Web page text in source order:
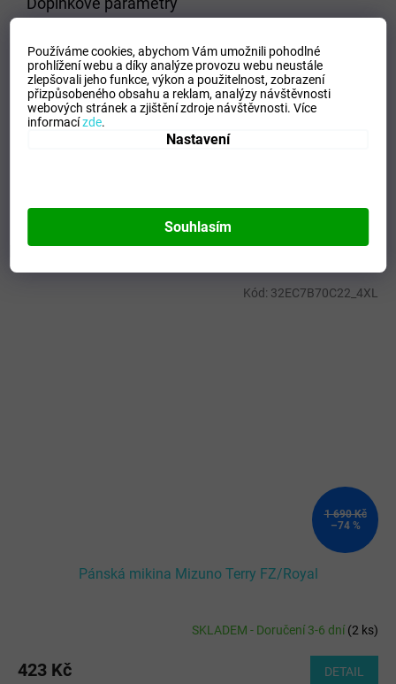
Používáme cookies, abychom Vám umožnili pohodlné
prohlížení webu a díky analýze provozu webu neustále
zlepšovali jeho funkce, výkon a použitelnost,zobrazení
přizpůsobeného obsahu a reklam, analýzy návštěvnosti
webových stránek a zjištění zdroje návštěvnosti.Více
informacízde.
Nastavení
Souhlasím
Mohlo by se vám líbit
1 690 Kč
–74 %
Pánská mikina Mizuno Terry FZ/Royal
SKLADEM - Doručení 3-6 dní(2 ks)
423 Kč DETAIL
Kód: 32EC7B70C22_4XL
EAN:
5059431301540
Velikost:
XL
Pohlaví:
Muži
Kategorie:
Freetime